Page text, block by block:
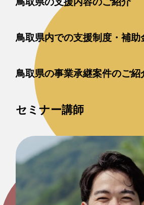
鳥取県内での支援制度・補助
鳥取県の事業承継案件のご紹
セミナー講師